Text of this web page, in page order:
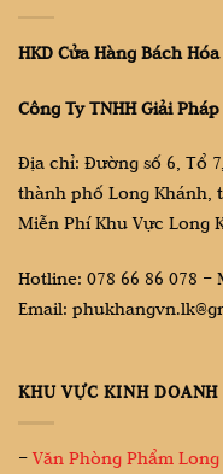
HKD Cửa Hàng Bách
Công Ty TNHH Giải
Địa chỉ: Đường số 6, Tổ
thành phố Long Khánh,
Miễn Phí Khu Vực Long
Hotline: 078 66 86 078 –
Email:
KHU VỰC KINH DOANH
–Văn Phòng Phẩm